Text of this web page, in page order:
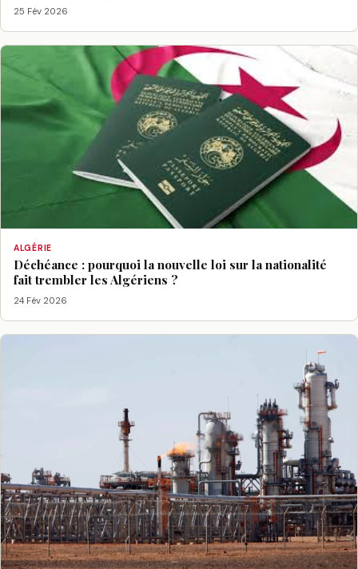
25 Fév 2026
ALGÉRIE
Déchéance : pourquoi la nouvelle loi sur la nationalité
fait trembler les Algériens ?
24 Fév 2026